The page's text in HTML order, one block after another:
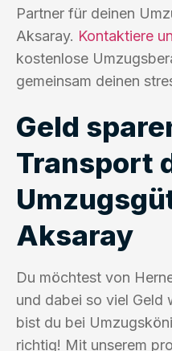
Partner für deinen
Aksaray. Kontaktiere
kostenlose
gemeinsam deinen
Geld
Transport
Aksaray
Du möchtest von
und dabei so viel Geld
bist du bei
richtig! Mit unserem